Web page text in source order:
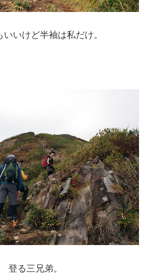
いいけど半袖は私だけ。
登る三兄弟。